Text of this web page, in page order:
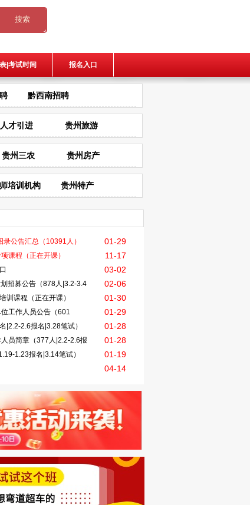
|考试时间 报名入口
黔西南招聘
人才引进 贵州旅游
贵州三农 贵州房产
培训机构 贵州特产
公告汇总（10391人） 01-29
课程（正在开课） 11-17
03-02
招募公告（878人|3.2-3.4
02-06
训课程（正在开课） 01-30
工作人员公告（601
01-29
|2.2-2.6报名|3.28笔试） 01-28
员简章（377人|2.2-2.6报
01-28
1.23报名|3.14笔试） 01-19
04-14